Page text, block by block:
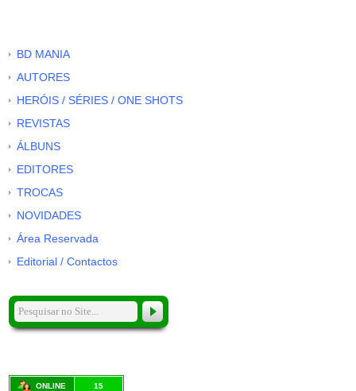
BD MANIA
AUTORES
HERÓIS / SÉRIES / ONE SHOTS
REVISTAS
ÁLBUNS
EDITORES
TROCAS
NOVIDADES
Área Reservada
Editorial / Contactos
ONLINE 15